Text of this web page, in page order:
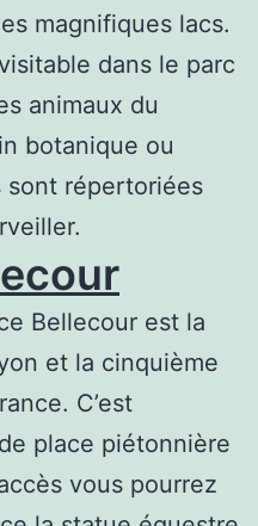
magnifiques lacs.
dans le parc
animaux du
botanique ou
sont répertoriées
Bellecour est la
et la cinquième
C’est
place piétonnière
vous pourrez